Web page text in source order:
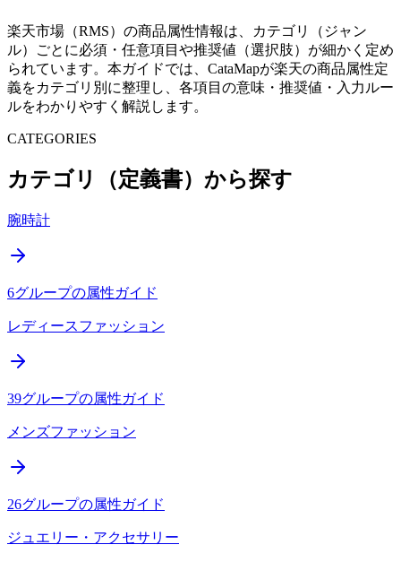
楽天市場（RMS）の商品属性情報は、カテゴリ（ジャン
ル）ごとに必須・任意項目や推奨値（選択肢）が細かく定め
られています。本ガイドでは、CataMapが楽天の商品属性定
義をカテゴリ別に整理し、各項目の意味・推奨値・入力ルー
ルをわかりやすく解説します。
CATEGORIES
カテゴリ（定義書）から探す
腕時計
6グループの属性ガイド
レディースファッション
39グループの属性ガイド
メンズファッション
26グループの属性ガイド
ジュエリー・アクセサリー